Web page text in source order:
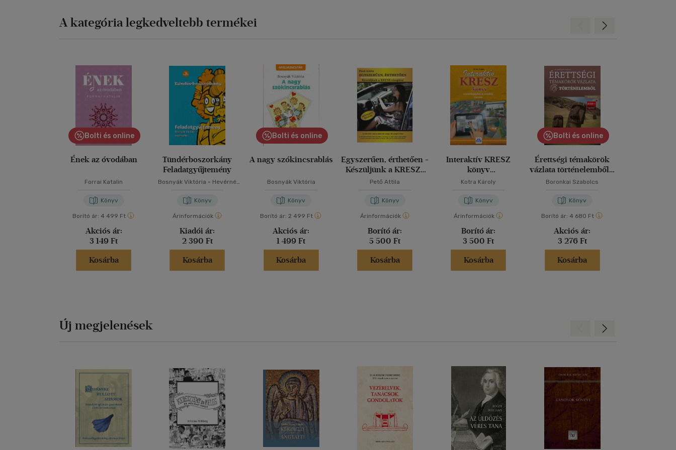
A kategória legkedveltebb termékei
Bolti és online
Ének az óvodában
Forrai Katalin
Könyv
Borító ár: 4 499 Ft
Akciós ár:
3 149 Ft
Kosárba
Tündérboszorkány
Feladatgyűjtemény
Bosnyák Viktória - Hevérné
Könyv
Árinformációk
Kiadói ár:
2 390 Ft
Kosárba
Bolti és online
A nagy szókincsrablás
Bosnyák Viktória
Könyv
Borító ár: 2 499 Ft
Akciós ár:
1 499 Ft
Kosárba
Egyszerűen, érthetően -
Készüljünk a KRESZ-
vizsgára!
Pető Attila
Könyv
Árinformációk
Borító ár:
5 500 Ft
Kosárba
Interaktív KRESZ
könyv
személygépkocsi-
Kotra Károly
Könyv
Árinformációk
Borító ár:
3 500 Ft
Kosárba
Bolti és online
Érettségi témakörök
vázlata történelemből -
középszinten
Boronkai Szabolcs
Könyv
Borító ár: 4 680 Ft
Akciós ár:
3 276 Ft
Kosárba
Előre
Új megjelenések Előre